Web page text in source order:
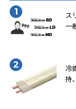
ス
一
冷
持